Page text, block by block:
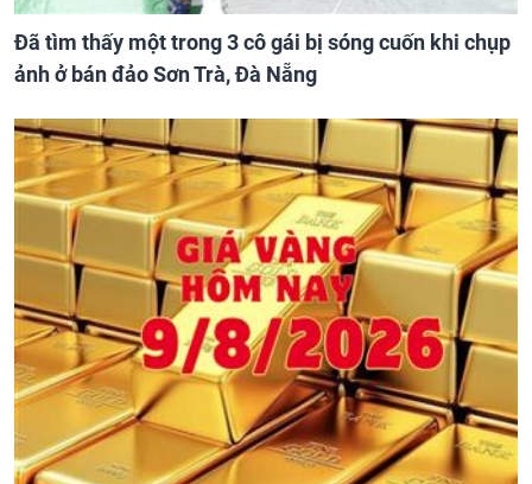
Đã tìm thấy một trong 3 cô gái bị sóng cuốn khi chụp
ảnh ở bán đảo Sơn Trà, Đà Nẵng